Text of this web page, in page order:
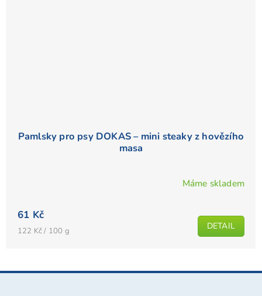
Pamlsky pro psy DOKAS – mini steaky z hovězího
masa
Máme skladem
61 Kč
Měrná
122 Kč / 100 g DETAIL
Z